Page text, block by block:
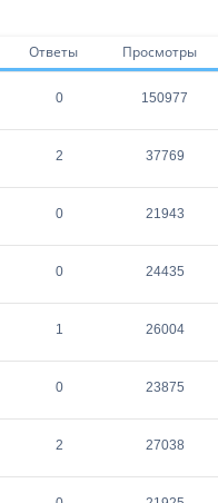
Ответы Просмотры
0 150977
2 37769
0 21943
0 24435
1 26004
0 23875
2 27038